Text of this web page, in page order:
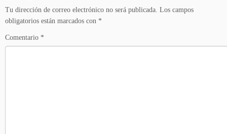
Tu dirección de correo electrónico no será publicada. Los campos
obligatorios están marcados con *
Comentario *